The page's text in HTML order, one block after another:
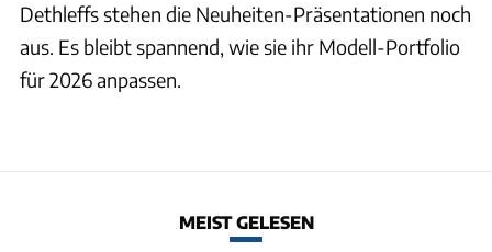
Dethleffs stehen die Neuheiten-Präsentationen noch
aus. Es bleibt spannend, wie sie ihr Modell-Portfolio
für 2026 anpassen.
MEIST GELESEN